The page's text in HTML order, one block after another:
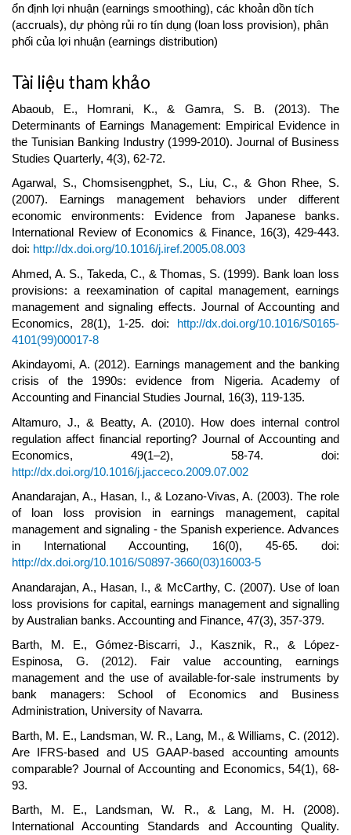
ổn định lợi nhuận (earnings smoothing), các khoản dồn tích
(accruals), dự phòng rủi ro tín dụng (loan loss provision), phân
phối của lợi nhuận (earnings distribution)
Article
Details
Tài liệu tham khảo
Abaoub, E., Homrani, K., & Gamra, S. B. (2013). The
Determinants of Earnings Management: Empirical Evidence in
the Tunisian Banking Industry (1999-2010). Journal of Business
Studies Quarterly, 4(3), 62-72.
Agarwal, S., Chomsisengphet, S., Liu, C., & Ghon Rhee, S.
(2007). Earnings management behaviors under different
economic environments: Evidence from Japanese banks.
International Review of Economics & Finance, 16(3), 429-443.
doi: http://dx.doi.org/10.1016/j.iref.2005.08.003
Ahmed, A. S., Takeda, C., & Thomas, S. (1999). Bank loan loss
provisions: a reexamination of capital management, earnings
management and signaling effects. Journal of Accounting and
Economics, 28(1), 1-25. doi: http://dx.doi.org/10.1016/S0165-
4101(99)00017-8
Akindayomi, A. (2012). Earnings management and the banking
crisis of the 1990s: evidence from Nigeria. Academy of
Accounting and Financial Studies Journal, 16(3), 119-135.
Altamuro, J., & Beatty, A. (2010). How does internal control
regulation affect financial reporting? Journal of Accounting and
Economics, 49(1–2), 58-74. doi:
http://dx.doi.org/10.1016/j.jacceco.2009.07.002
Anandarajan, A., Hasan, I., & Lozano-Vivas, A. (2003). The role
of loan loss provision in earnings management, capital
management and signaling - the Spanish experience. Advances
in International Accounting, 16(0), 45-65. doi:
http://dx.doi.org/10.1016/S0897-3660(03)16003-5
Anandarajan, A., Hasan, I., & McCarthy, C. (2007). Use of loan
loss provisions for capital, earnings management and signalling
by Australian banks. Accounting and Finance, 47(3), 357-379.
Barth, M. E., Gómez-Biscarri, J., Kasznik, R., & López-
Espinosa, G. (2012). Fair value accounting, earnings
management and the use of available-for-sale instruments by
bank managers: School of Economics and Business
Administration, University of Navarra.
Barth, M. E., Landsman, W. R., Lang, M., & Williams, C. (2012).
Are IFRS-based and US GAAP-based accounting amounts
comparable? Journal of Accounting and Economics, 54(1), 68-
93.
Barth, M. E., Landsman, W. R., & Lang, M. H. (2008).
International Accounting Standards and Accounting Quality.